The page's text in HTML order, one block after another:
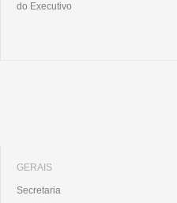
do Executivo
GERAIS
Secretaria